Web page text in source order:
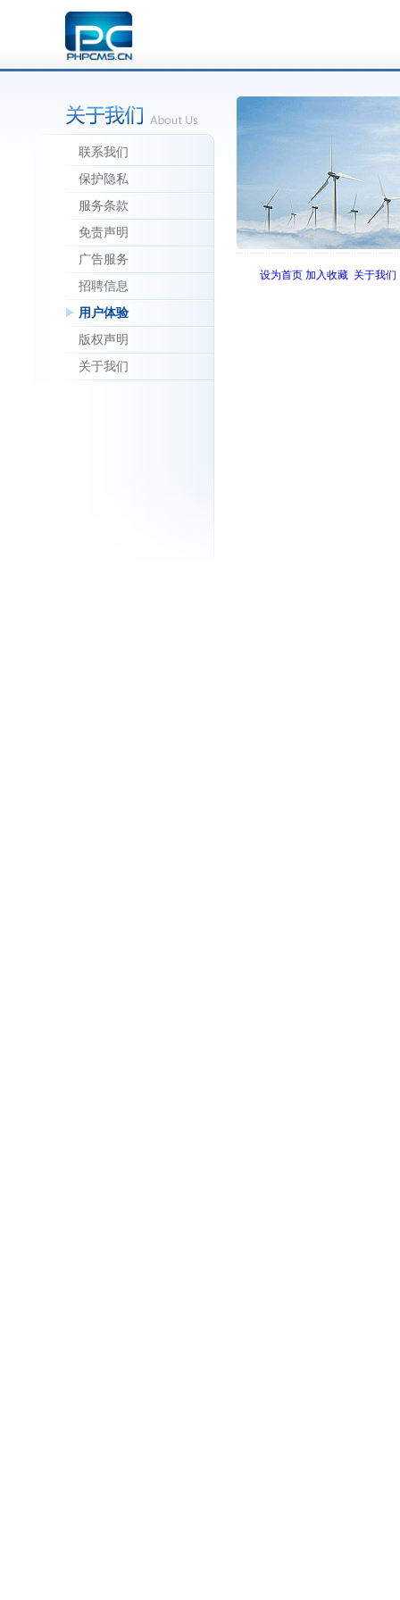
联系我们
保护隐私
服务条款
免责声明
广告服务
招聘信息
用户体验
版权声明
关于我们
设为首页 加入收藏 关于我们